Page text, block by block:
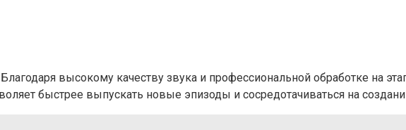
высокому качеству звука и профессиональной обработке на
быстрее выпускать новые эпизоды и сосредотачиваться на